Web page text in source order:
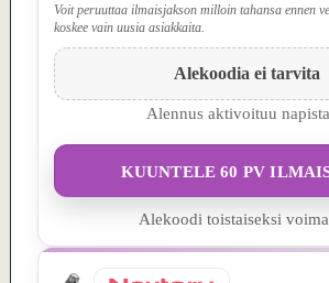
Voit peruuttaa ilmaisjakson milloin tahansa ennen
koskee vain uusia asiakkaita.
Alekoodia ei tarvita
Alennus aktivoituu
KUUNTELE 60 PV
Alekoodi toistaiseksi